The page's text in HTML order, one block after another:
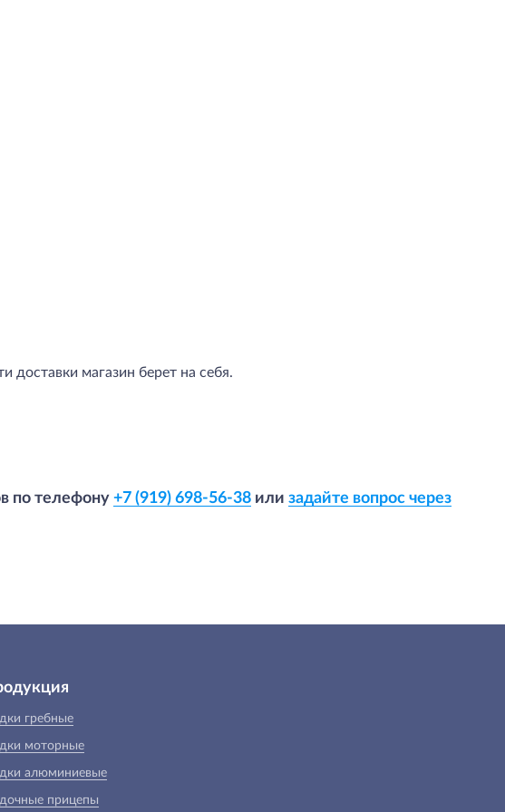
доставки магазин берет на себя.
по телефону +7 (919) 698-56-38 или задайте вопрос через
гребные
моторные
алюминиевые
прицепы